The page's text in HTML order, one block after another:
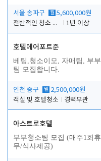
서울 송파구 월 5,600,000원
전반적인 청소 업무(객실청소.객실정리)
1년 이상
호텔에어포트준
베팅,청소이모, 자매팀, 부부
팀 모집합니다.
인천 중구 월 2,500,000원
객실 및 호텔청소
경력무관
아스트로호텔
부부청소팀 모집 (매주1회휴
무/식사제공)